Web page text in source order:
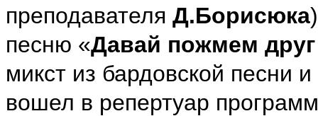
преподавателя Д.Борисюка
песню «Давай пожмем друг
микст из бардовской песни
вошел в репертуар